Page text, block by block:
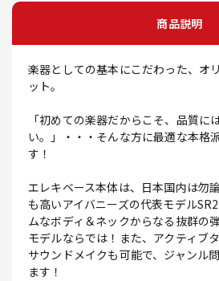
商品説明
楽器としての基本にこだわった、オ
ット。
「初めての楽器だからこそ、品質に
い。」・・・そんな方に最適な本格
す！
エレキベース本体は、日本国内は勿
も高いアイバニーズの代表モデル
ムなボディ＆ネックからなる抜群の
モデルならでは！また、アクティブ
サウンドメイクも可能で、ジャンル
ます！